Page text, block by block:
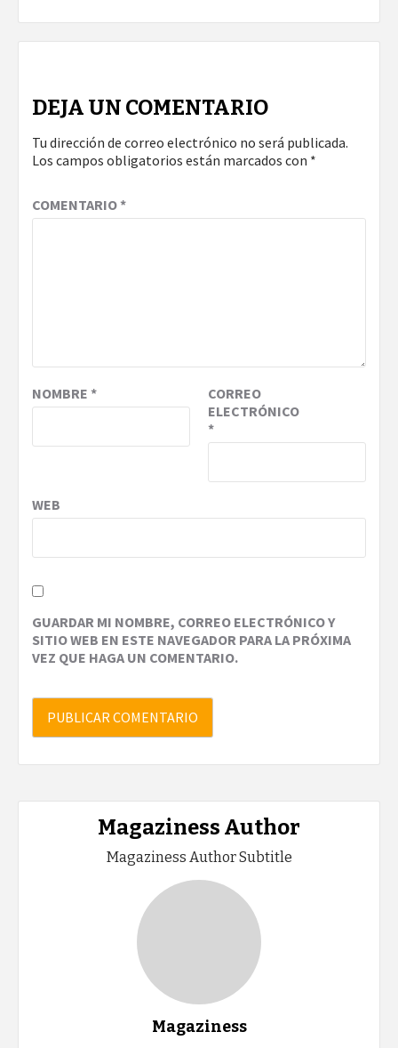
DEJA UN COMENTARIO
Tu dirección de correo electrónico no será publicada.
Los campos obligatorios están marcados con *
COMENTARIO*
NOMBRE *
CORREO
ELECTRÓNICO
*
WEB
GUARDAR MI NOMBRE, CORREO ELECTRÓNICO Y
SITIO WEB EN ESTE NAVEGADOR PARA LA PRÓXIMA
VEZ QUE HAGA UN COMENTARIO.
Magaziness Author
Magaziness Author Subtitle
Magaziness